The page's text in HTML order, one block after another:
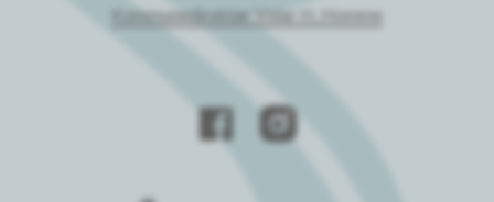
Kommunedirektør Vidar H. Homme